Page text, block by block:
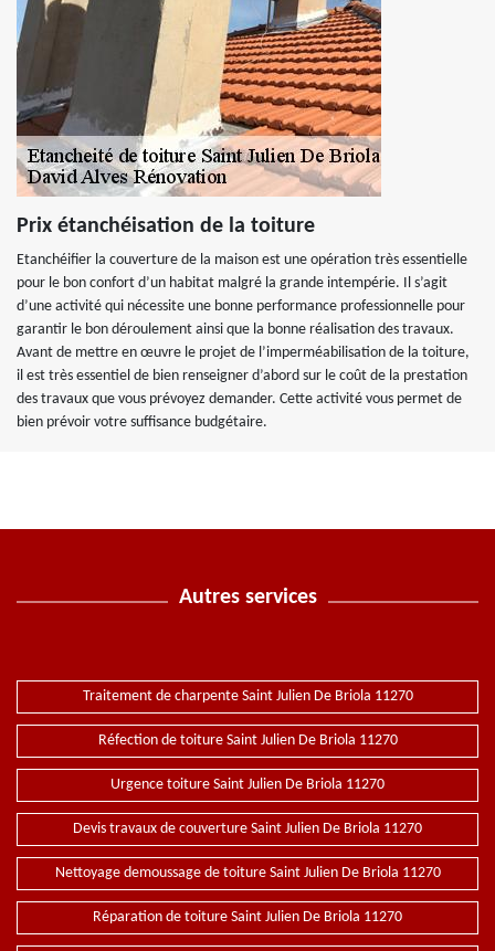
Prix étanchéisation de la toiture
Etanchéifier la couverture de la maison est une opération très essentielle
pour le bon confort d’un habitat malgré la grande intempérie. Il s’agit
d’une activité qui nécessite une bonne performance professionnelle pour
garantir le bon déroulement ainsi que la bonne réalisation des travaux.
Avant de mettre en œuvre le projet de l’imperméabilisation de la toiture,
il est très essentiel de bien renseigner d’abord sur le coût de la prestation
des travaux que vous prévoyez demander. Cette activité vous permet de
bien prévoir votre suffisance budgétaire.
Autres services
Traitement de charpente Saint Julien De Briola 11270
Réfection de toiture Saint Julien De Briola 11270
Urgence toiture Saint Julien De Briola 11270
Devis travaux de couverture Saint Julien De Briola 11270
Nettoyage demoussage de toiture Saint Julien De Briola 11270
Réparation de toiture Saint Julien De Briola 11270